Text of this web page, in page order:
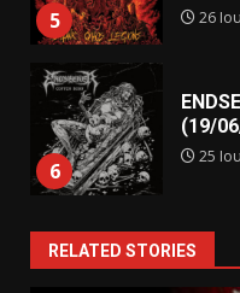
5 26
6
(19/
25
RELATED STORIES